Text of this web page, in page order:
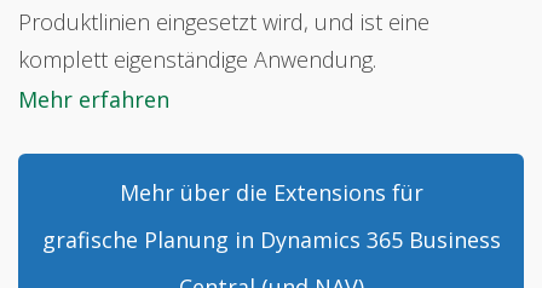
Produktlinien eingesetzt wird, und ist eine
komplett eigenständige Anwendung.
Mehr erfahren
Mehr über die Extensions für
grafische Planung in Dynamics 365 Business